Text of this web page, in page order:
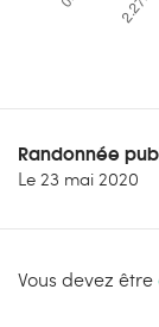
Randonnée
Le 23 mai 2020
Vous devez être